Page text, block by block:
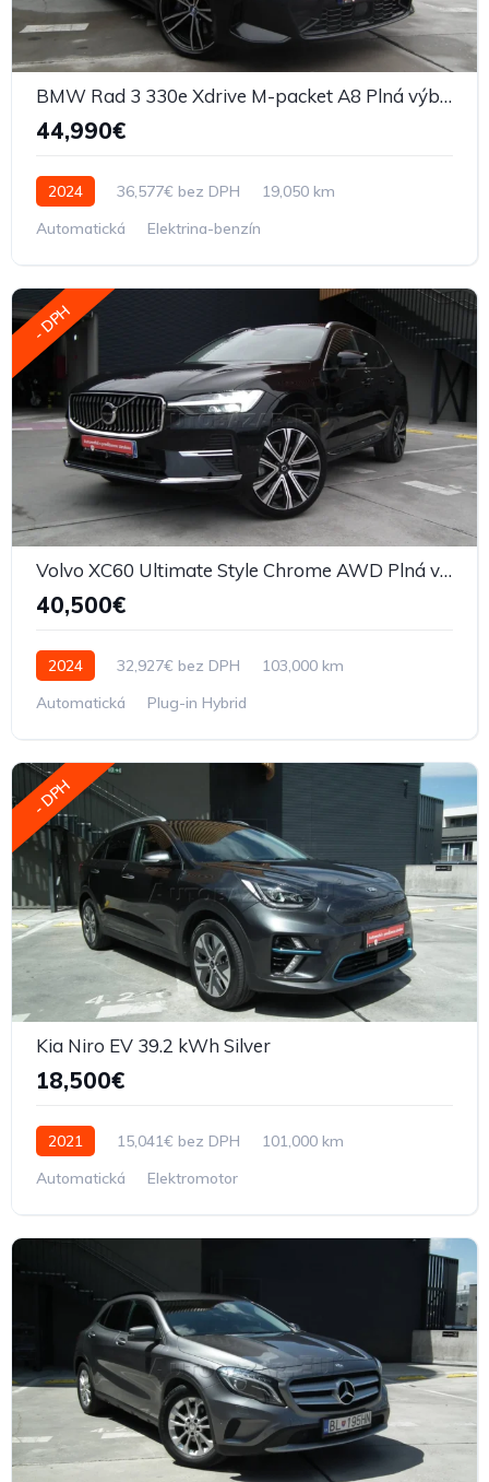
BMW Rad 3 330e Xdrive M-packet A8 Plná výbava
44,990€
2024 36,577€ bez DPH
19,050 km
Automatická
Elektrina-benzín
- DPH
Volvo XC60 Ultimate Style Chrome AWD Plná výbava
40,500€
2024 32,927€ bez DPH
103,000 km
Automatická
Plug-in Hybrid
- DPH
Kia Niro EV 39.2 kWh Silver
18,500€
2021 15,041€ bez DPH
101,000 km
Automatická
Elektromotor